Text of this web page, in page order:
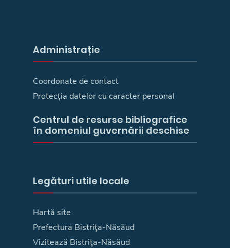
Administrație
Coordonate de contact
Protecția datelor cu caracter personal
Centrul de resurse bibliografice
în domeniul guvernării deschise
Legături utile locale
Hartă site
Prefectura Bistriţa-Năsăud
Vizitează Bistriţa-Năsăud